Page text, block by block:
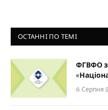
ОСТАННІ ПО ТЕМІ
ФГВФО
6 Серпня